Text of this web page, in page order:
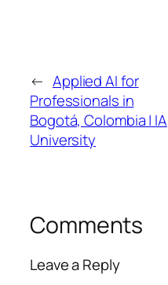
← Applied AI for
Professionals in
Bogotá, Colombia | IA
University
Comments
Leave a Reply